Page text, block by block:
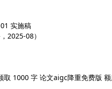
实施稿
2025-08）
1000 字 论文aigc降重免费版